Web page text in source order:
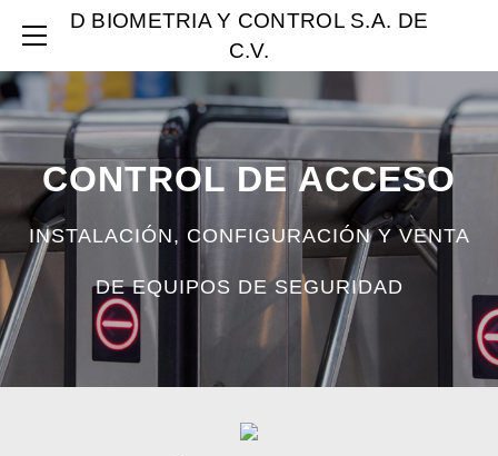
D BIOMETRIA Y CONTROL S.A. DE
C.V.
CONTROL DE ACCESO
INSTALACIÓN, CONFIGURACIÓN Y VENTA
DE EQUIPOS DE SEGURIDAD
INICIO
SOLUCIONES
CIRCUITO CERRADO DE TELEVISIÓN
CONTROL DE ACCESO
PUNTUALIDAD Y ASISTENCIA
PÓLIZA DE MANTENIMIENTO
CONTROL DE PERDIDAS
CONTROL DE RUTAS
DISEÑO E INGENIERÍA
CONTACTO